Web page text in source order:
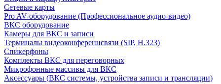
Сетевые карты
Pro AV-оборудование (Профессиональное аудио-видео)
ВКС оборудование
Камеры для ВКС и записи
Терминалы видеоконференцсвязи (SIP, H.323)
Спикерфоны
Комплекты ВКС для переговорных
Микрофонные массивы для ВКС
Аксессуары (ВКС системы, устройства записи и трансляции)